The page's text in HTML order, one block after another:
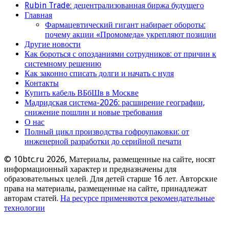
Rubin Trade: децентрализованная биржа будущего
Главная
Фармацевтический гигант набирает обороты:
почему акции «Промомеда» укрепляют позиции
Другие новости
Как бороться с опозданиями сотрудников: от причин к
системному решению
Как законно списать долги и начать с нуля
Контакты
Купить кабель ВБбШв в Москве
Мадридская система-2026: расширение географии,
снижение пошлин и новые требования
О нас
Полный цикл производства гофроупаковки: от
инженерной разработки до серийной печати
© 10btc.ru 2026, Материалы, размещенные на сайте, носят
информационный характер и предназначены для
образовательных целей. Для детей старше 16 лет. Авторские
права на материалы, размещенные на сайте, принадлежат
авторам статей. На ресурсе применяются рекомендательные
технологии